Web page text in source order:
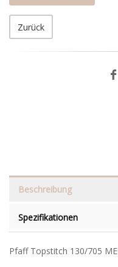
Zurück
Beschreibung
Spezifikationen
Pfaff Topstitch 130/705